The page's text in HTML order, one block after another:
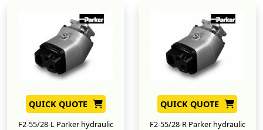
QUICK QUOTE
F2-55/28-L Parker hydraulic
QUICK QUOTE
F2-55/28-R Parker hydraulic